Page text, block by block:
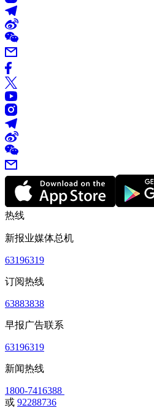
热线
新报业媒体总机
63196319
订阅热线
63883838
早报广告联系
63196319
新闻热线
1800-7416388
或 92288736